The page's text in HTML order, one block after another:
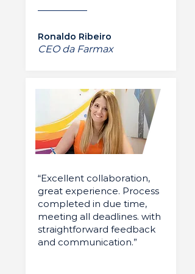
Ronaldo Ribeiro
CEO da Farmax
“Excellent collaboration,
great experience. Process
completed in due time,
meeting all deadlines. with
straightforward feedback
and communication.”